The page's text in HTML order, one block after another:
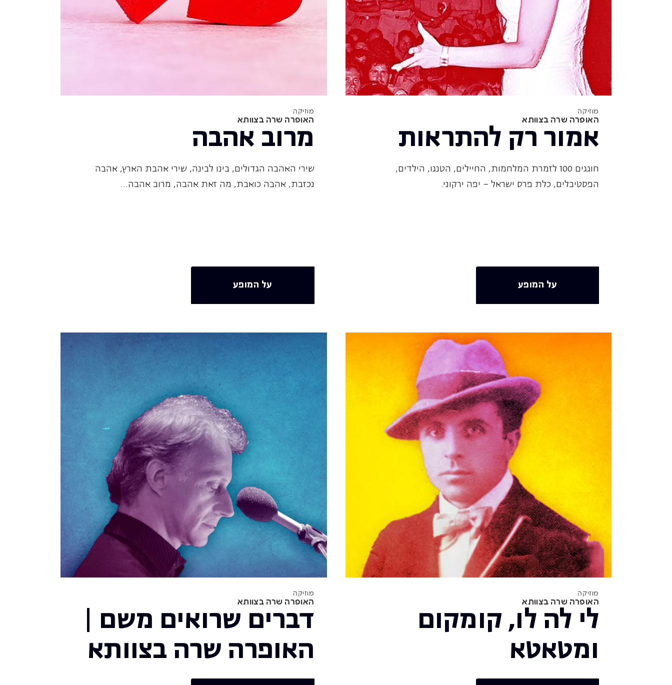
מוזיקה
האופרה שרה בצוותא
אמור רק להתראות
חוגגים 100 לזמרת המלחמות, החיילים, הטנגו, הילדים,
הפסטיבלים, כלת פרס ישראל – יפה ירקוני.
על המופע
מוזיקה
האופרה שרה בצוותא
מרוב אהבה
שירי האהבה הגדולים, בינו לבינה, שירי אהבת הארץ, אהבה
נכזבת, אהבה כואבת, מה זאת אהבה, מרוב אהבה...
על המופע
מוזיקה
האופרה שרה בצוותא
לי לה לו, קומקום
ומטאטא
מוזיקה
האופרה שרה בצוותא
דברים שרואים משם |
האופרה שרה בצוותא